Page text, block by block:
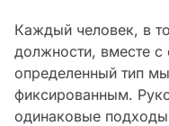
Каждый человек, в
должности, вместе с
определенный тип
фиксированным.
одинаковые